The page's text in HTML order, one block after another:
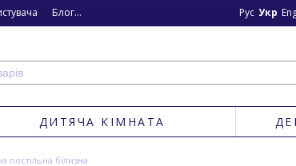
Блог Рус Укр
ДИТЯЧА КІМНАТА
постільна білизна